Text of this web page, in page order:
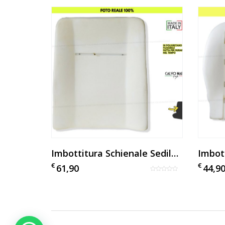
Imbottitura Schienale Sedile Minibus
61,90
€
44,90
€